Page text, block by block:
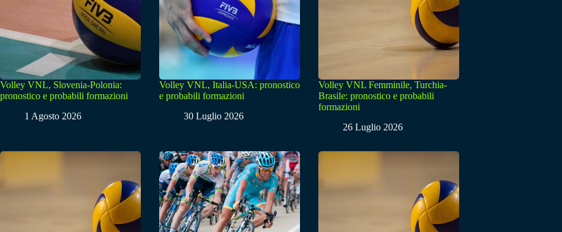
Volley VNL, Slovenia-Polonia:
pronostico e probabili formazioni
1 Agosto 2026
Volley VNL, Italia-USA: pronostico
e probabili formazioni
30 Luglio 2026
Volley VNL Femminile, Turchia-
Brasile: pronostico e probabili
formazioni
26 Luglio 2026